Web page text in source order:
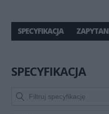
SPECYFIKACJA
SPECYFIKACJA